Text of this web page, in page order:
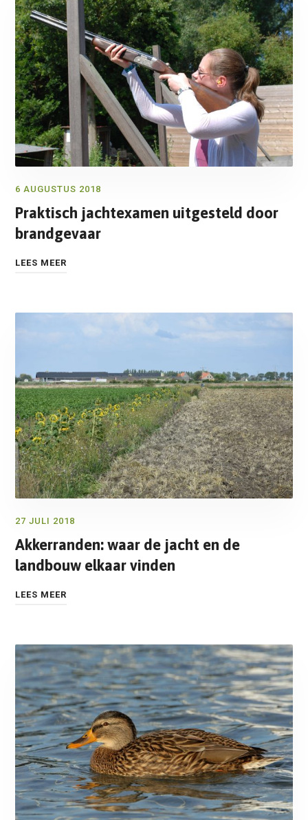
6 AUGUSTUS 2018
Praktisch jachtexamen uitgesteld door
brandgevaar
LEES MEER
27 JULI 2018
Akkerranden: waar de jacht en de
landbouw elkaar vinden
LEES MEER